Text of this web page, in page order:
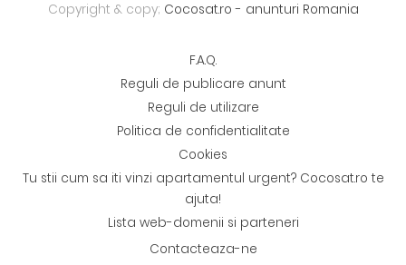
Copyright & copy; Cocosat.ro - anunturi Romania
F.A.Q.
Reguli de publicare anunt
Reguli de utilizare
Politica de confidentialitate
Cookies
Tu stii cum sa iti vinzi apartamentul urgent? Cocosat.ro te
ajuta!
Lista web-domenii si parteneri
Contacteaza-ne